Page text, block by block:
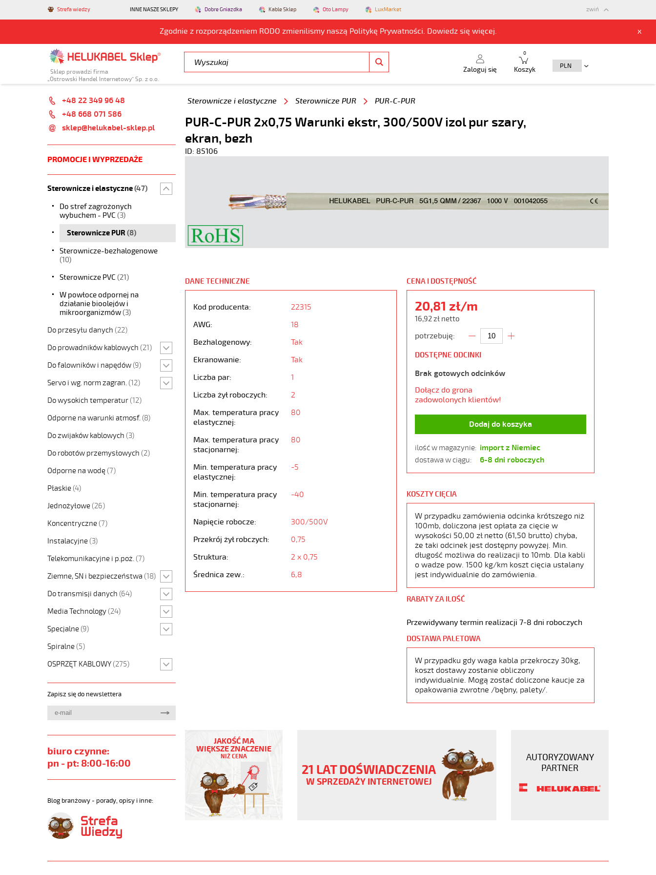
Strefa wiedzy INNE NASZE SKLEPY Dobre Gniazdka Kable Sklep Oto Lampy LuxMarket
Zgodnie z rozporządzeniem RODO zmienilismy naszą Politykę Prywatności. Dowiedz się więcej. x
zwiń
Sklep prowadzi firma
„Ostrowski Handel Internetowy” Sp. z o.o.
Zaloguj się Koszyk
0
+48 22 349 96 48
+48 668 071 586
sklep@helukabel-sklep.pl
PROMOCJE I WYPRZEDAŻE
Sterownicze i elastyczne(47)
Do stref zagrożonych
wybuchem - PVC (3)
Sterownicze PUR (8)
Sterownicze-bezhalogenowe
(10)
Sterownicze PVC (21)
W powłoce odpornej na
działanie bioolejów i
mikroorganizmów(3)
Do przesyłu danych (22)
Do prowadników kablowych (21)
Do falowników i napędów (9)
Servo i wg. norm zagran. (12)
Do wysokich temperatur (12)
Odporne na warunki atmosf. (8)
Do zwijaków kablowych (3)
Do robotów przemysłowych (2)
Odporne na wodę (7)
Płaskie (4)
Jednożyłowe (26)
Koncentryczne (7)
Instalacyjne (3)
Telekomunikacyjne i p.poż. (7)
Ziemne, SN i bezpieczeństwa (18)
Do transmisji danych (64)
Media Technology (24)
Specjalne (9)
Spiralne (5)
OSPRZĘT KABLOWY (275)
Zapisz się do newslettera
biuro czynne:
pn - pt: 8:00-16:00
Blog branżowy - porady, opisy i inne:
Sterownicze i elastyczne Sterownicze PUR PUR-C-PUR
PUR-C-PUR 2x0,75 Warunki ekstr, 300/500V izol pur szary,
ekran, bezh
ID: 85106
DANE TECHNICZNE
Kod producenta:
22315
AWG:
18
Bezhalogenowy:
Tak
Ekranowanie:
Tak
Liczba par:
1
Liczba żył roboczych:
2
Max. temperatura pracy
elastycznej:
80
Max. temperatura pracy
stacjonarnej:
80
Min. temperatura pracy
elastycznej:
-5
Min. temperatura pracy
stacjonarnej:
-40
Napięcie robocze:
300/500V
Przekrój żył robczych:
0,75
Struktura:
2 x 0,75
Średnica zew.:
6,8
CENA I DOSTĘPNOŚĆ
20,81 zł/m
16,92 zł netto
potrzebuję:
DOSTĘPNE ODCINKI
Brak gotowych odcinków
Dołącz do grona
zadowolonych klientów!
Dodaj do koszyka
ilość w magazynie: import z Niemiec
dostawa w ciągu: 6-8 dni roboczych
KOSZTY CIĘCIA
W przypadku zamówienia odcinka krótszego niż
100mb, doliczona jest opłata za cięcie w
wysokości 50,00 zł netto (61,50 brutto) chyba,
że taki odcinek jest dostępny powyżej. Min.
długość możliwa do realizacji to 10mb. Dla kabli
o wadze pow. 1500 kg/km koszt cięcia ustalany
jest indywidualnie do zamówienia.
RABATY ZA ILOŚĆ
Przewidywany termin realizacji 7-8 dni roboczych
DOSTAWA PALETOWA
W przypadku gdy waga kabla przekroczy 30kg,
koszt dostawy zostanie obliczony
indywidualnie. Mogą zostać doliczone kaucje za
opakowania zwrotne /bębny, palety/.
PUR
2x0,75
ekstr,
300/500V
PUR-
JAKOŚĆ MA
WIĘKSZE ZNACZENIE
NIŻ CENA
21 LAT DOŚWIADCZENIA
W SPRZEDAŻY INTERNETOWEJ
AUTORYZOWANY
PARTNER